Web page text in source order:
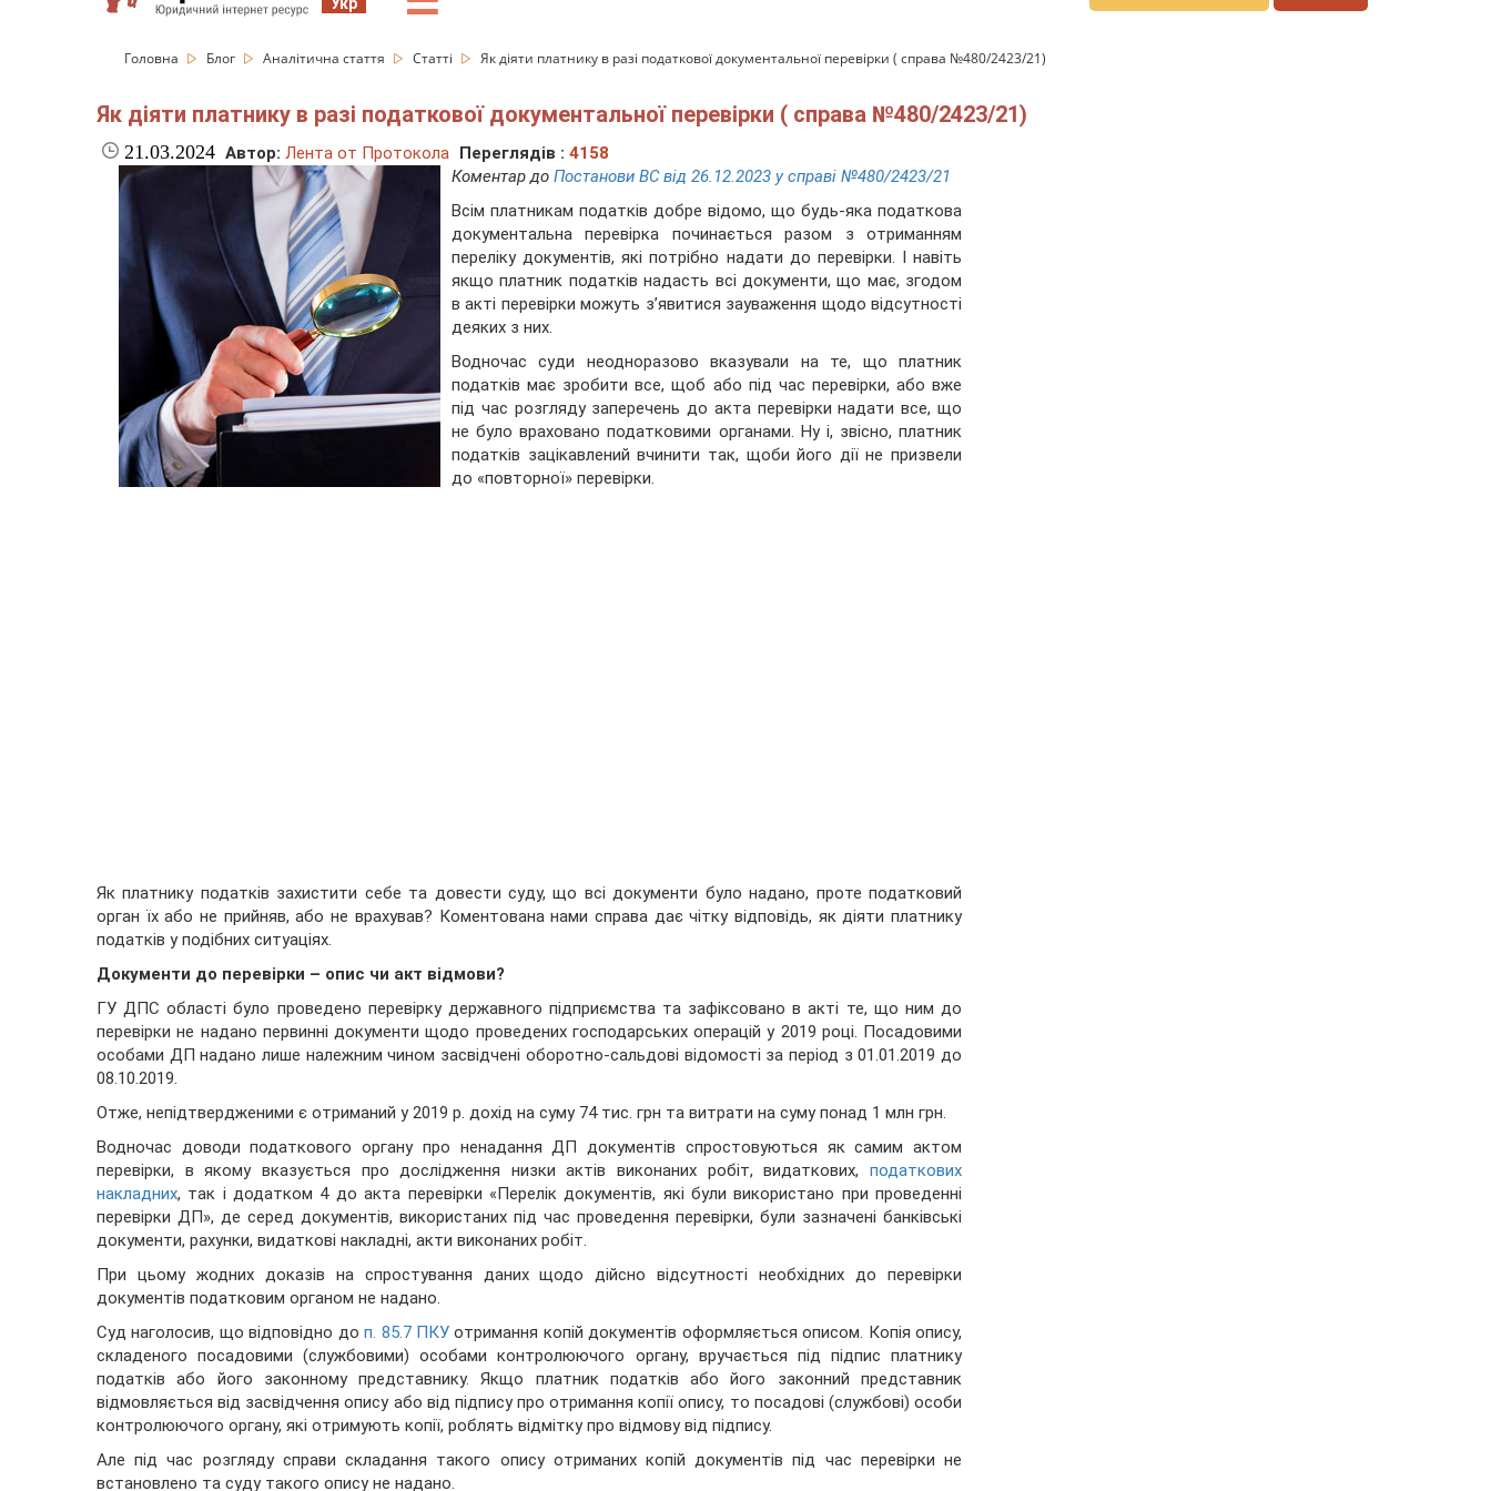
Головна Блог Аналітична стаття Статті Як діяти платнику в разі податкової документальної перевірки ( справа №480/2423/21)
Як діяти платнику в разі податкової документальної перевірки ( справа №480/2423/21)
21.03.2024 Автор: Лента от Протокола Переглядів : 4158
Коментар до Постанови ВС від 26.12.2023 у справі №480/2423/21
Всім платникам податків добре відомо, що будь-яка податкова
документальна перевірка починається разом з отриманням
переліку документів, які потрібно надати до перевірки. І навіть
якщо платник податків надасть всі документи, що має, згодом
в акті перевірки можуть з’явитися зауваження щодо відсутності
деяких з них.
Водночас суди неодноразово вказували на те, що платник
податків має зробити все, щоб або під час перевірки, або вже
під час розгляду заперечень до акта перевірки надати все, що
не було враховано податковими органами. Ну і, звісно, платник
податків зацікавлений вчинити так, щоби його дії не призвели
до «повторної» перевірки.
Як платнику податків захистити себе та довести суду, що всі документи було надано, проте податковий
орган їх або не прийняв, або не врахував? Коментована нами справа дає чітку відповідь, як діяти платнику
податків у подібних ситуаціях.
Документи до перевірки – опис чи акт відмови?
ГУ ДПС області було проведено перевірку державного підприємства та зафіксовано в акті те, що ним до
перевірки не надано первинні документи щодо проведених господарських операцій у 2019 році. Посадовими
особами ДП надано лише належним чином засвідчені оборотно-сальдові відомості за період з 01.01.2019 до
08.10.2019.
Отже, непідтвердженими є отриманий у 2019 р. дохід на суму 74 тис. грн та витрати на суму понад 1 млн грн.
Водночас доводи податкового органу про ненадання ДП документів спростовуються як самим актом
перевірки, в якому вказується про дослідження низки актів виконаних робіт, видаткових, податкових
накладних, так і додатком 4 до акта перевірки «Перелік документів, які були використано при проведенні
перевірки ДП», де серед документів, використаних під час проведення перевірки, були зазначені банківські
документи, рахунки, видаткові накладні, акти виконаних робіт.
При цьому жодних доказів на спростування даних щодо дійсно відсутності необхідних до перевірки
документів податковим органом не надано.
Суд наголосив, що відповідно доп. 85.7 ПКУ отримання копій документів оформляється описом. Копія опису,
складеного посадовими (службовими) особами контролюючого органу, вручається під підпис платнику
податків або його законному представнику. Якщо платник податків або його законний представник
відмовляється від засвідчення опису або від підпису про отримання копії опису, то посадові (службові) особи
контролюючого органу, які отримують копії, роблять відмітку про відмову від підпису.
Але під час розгляду справи складання такого опису отриманих копій документів під час перевірки не
встановлено та суду такого опису не надано.